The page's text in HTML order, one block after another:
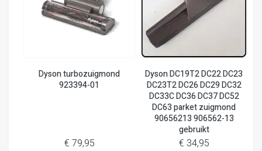
Dyson turbozuigmond
923394-01
€ 79,95
Dyson DC19T2 DC22 DC23
DC23T2 DC26 DC29 DC32
DC33C DC36 DC37 DC52
DC63 parket zuigmond
90656213 906562-13
gebruikt
€ 34,95